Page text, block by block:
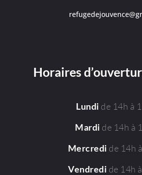
Horaires
Lundi de 14h à
Mardi de 14h à
Mercredi de 14h
Vendredi de 14h